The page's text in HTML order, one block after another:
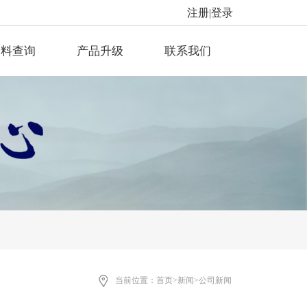
注册|登录
查询 产品升级 联系我们
当前位置： 首页>新闻 >公司新闻